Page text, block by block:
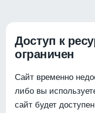
Доступ к
ограничен
Сайт временно
либо вы
сайт будет